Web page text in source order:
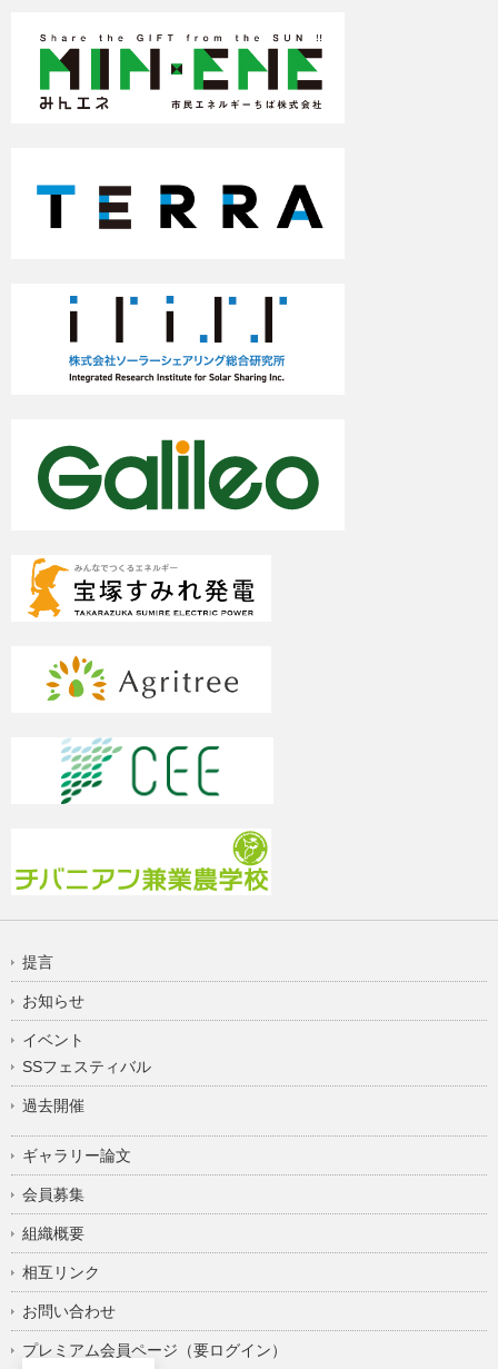
提言
お知らせ
イベント
SSフェスティバル
過去開催
ギャラリー論文
会員募集
組織概要
相互リンク
お問い合わせ
プレミアム会員ページ（要ログイン）